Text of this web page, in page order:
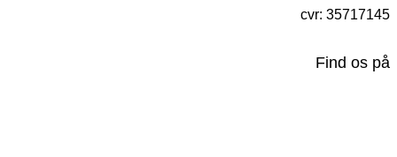
cvr: 35717145
Find os på